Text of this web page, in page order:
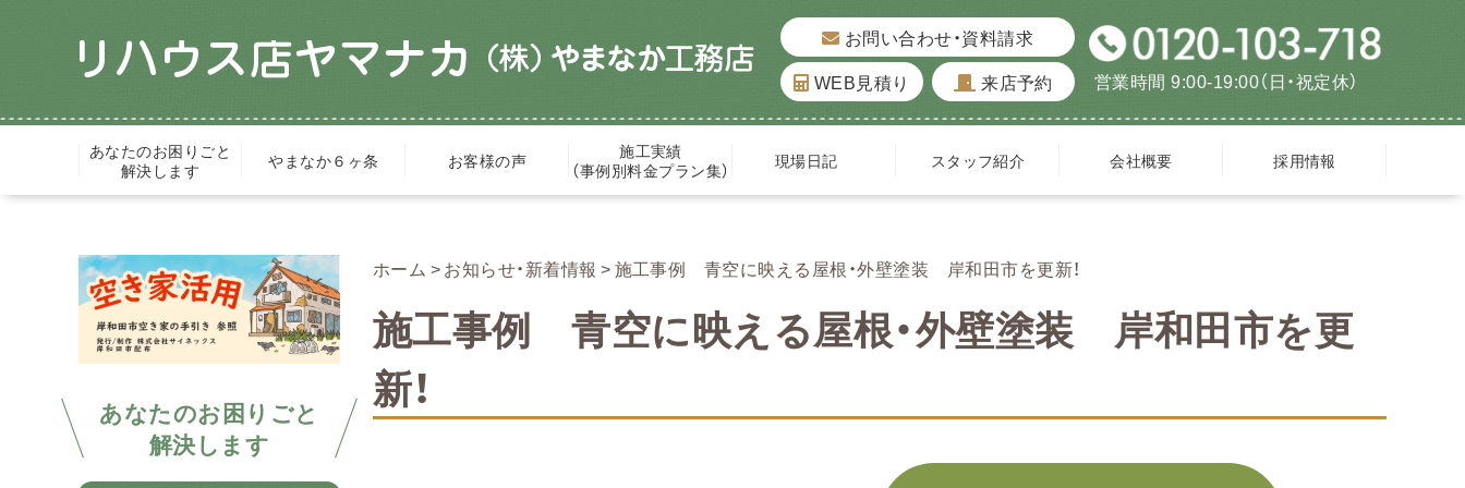
お問い合わせ・資料請求
WEB見積り
来店予約 営業時間 9:00-19:00（日・祝定休）
あなたのお困りごと
解決します
やまなか６ヶ条 お客様の声
施工実績
（事例別料金プラン集）
現場日記 スタッフ紹介 会社概要 採用情報
あなたのお困りごと
解決します
ホーム お知らせ・新着情報 施工事例 青空に映える屋根・外壁塗装 岸和田市を更新！
施工事例 青空に映える屋根・外壁塗装 岸和田市を更
新！